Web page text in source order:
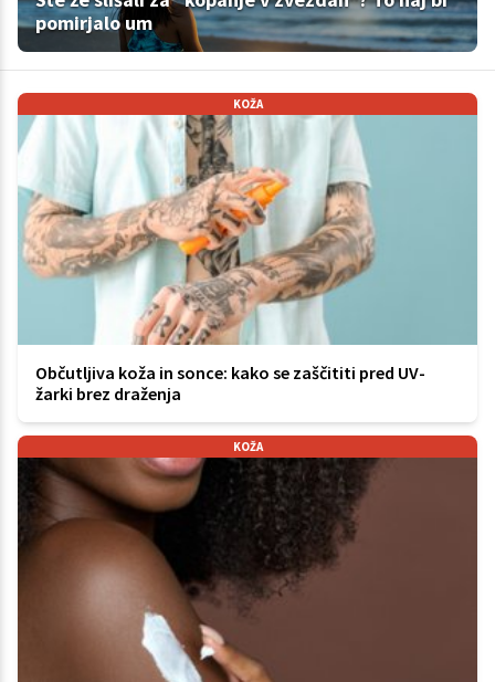
pomirjalo um
KOŽA
Občutljiva koža in sonce: kako se zaščititi pred UV-
žarki brez draženja
KOŽA